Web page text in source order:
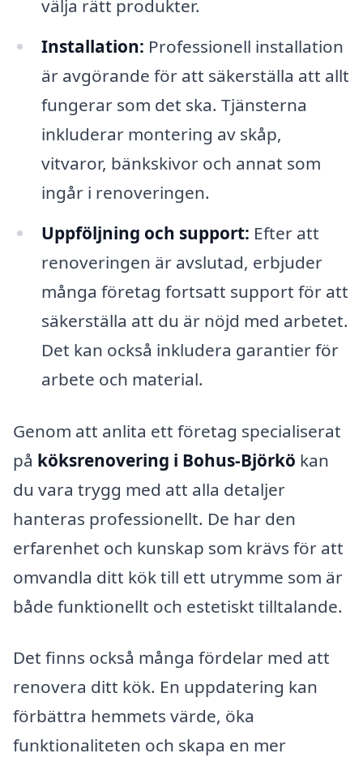
välja rätt produkter.
Installation: Professionell installation
är avgörande för att säkerställa att allt
fungerar som det ska. Tjänsterna
inkluderar montering av skåp,
vitvaror, bänkskivor och annat som
ingår i renoveringen.
Uppföljning och support: Efter att
renoveringen är avslutad, erbjuder
många företag fortsatt support för att
säkerställa att du är nöjd med arbetet.
Det kan också inkludera garantier för
arbete och material.
Genom att anlita ett företag specialiserat
på köksrenovering i Bohus-Björkö kan
du vara trygg med att alla detaljer
hanteras professionellt. De har den
erfarenhet och kunskap som krävs för att
omvandla ditt kök till ett utrymme som är
både funktionellt och estetiskt tilltalande.
Det finns också många fördelar med att
renovera ditt kök. En uppdatering kan
förbättra hemmets värde, öka
funktionaliteten och skapa en mer